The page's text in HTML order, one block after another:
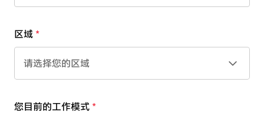
区域
请选择您的区域
您目前的工作模式